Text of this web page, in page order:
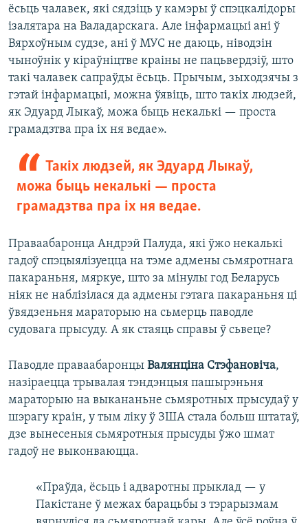
ёсьць чалавек, які сядзіць у камэры ў спэцкалідоры
ізалятара на Валадарскага. Але інфармацыі ані ў
Вярхоўным судзе, ані ў МУС не даюць, ніводзін
чыноўнік у кіраўніцтве краіны не пацьвердзіў, што
такі чалавек сапраўды ёсьць. Прычым, зыходзячы з
гэтай інфармацыі, можна ўявіць, што такіх людзей,
як Эдуард Лыкаў, можа быць некалькі — проста
грамадзтва пра іх ня ведае».
Такіх людзей, як Эдуард Лыкаў,
можа быць некалькі — проста
грамадзтва пра іх ня ведае.
Праваабаронца Андрэй Палуда, які ўжо некалькі
гадоў спэцыялізуецца на тэме адмены сьмяротнага
пакараньня, мяркуе, што за мінулы год Беларусь
ніяк не наблізілася да адмены гэтага пакараньня ці
ўвядзеньня мараторыю на сьмерць паводле
судовага прысуду. А як стаяць справы ў сьвеце?
Паводле праваабаронцы Валянціна Стэфановіча,
назіраецца трывалая тэндэнцыя пашырэньня
мараторыю на выкананьне сьмяротных прысудаў у
шэрагу краін, у тым ліку ў ЗША стала больш штатаў,
дзе вынесеныя сьмяротныя прысуды ўжо шмат
гадоў не выконваюцца.
«Праўда, ёсьць і адваротны прыклад — у
Пакістане ў межах барацьбы з тэрарызмам